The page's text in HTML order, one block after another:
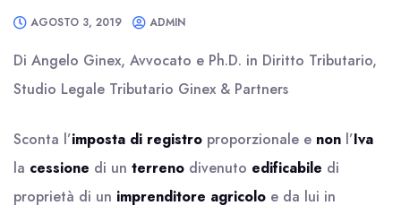
AGOSTO 3, 2019 ADMIN
Di Angelo Ginex, Avvocato e Ph.D. in Diritto Tributario,
Studio Legale Tributario Ginex & Partners
Sconta l’imposta di registro proporzionale e non l’Iva
la cessione di un terreno divenuto edificabile di
proprietà di un imprenditore agricolo e da lui in